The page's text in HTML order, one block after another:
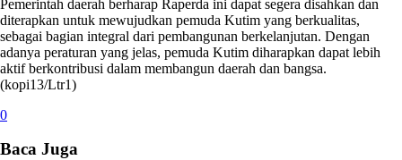
Pemerintah daerah berharap Raperda ini dapat segera disahkan dan
diterapkan untuk mewujudkan pemuda Kutim yang berkualitas,
sebagai bagian integral dari pembangunan berkelanjutan. Dengan
adanya peraturan yang jelas, pemuda Kutim diharapkan dapat lebih
aktif berkontribusi dalam membangun daerah dan bangsa.
(kopi13/Ltr1)
0
Baca Juga